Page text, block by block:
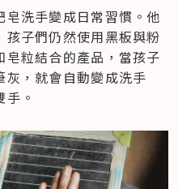
皂洗手變成日常習慣。他
子們仍然使用黑板與粉
粒結合的產品，當孩子
，就會自動變成洗手
。